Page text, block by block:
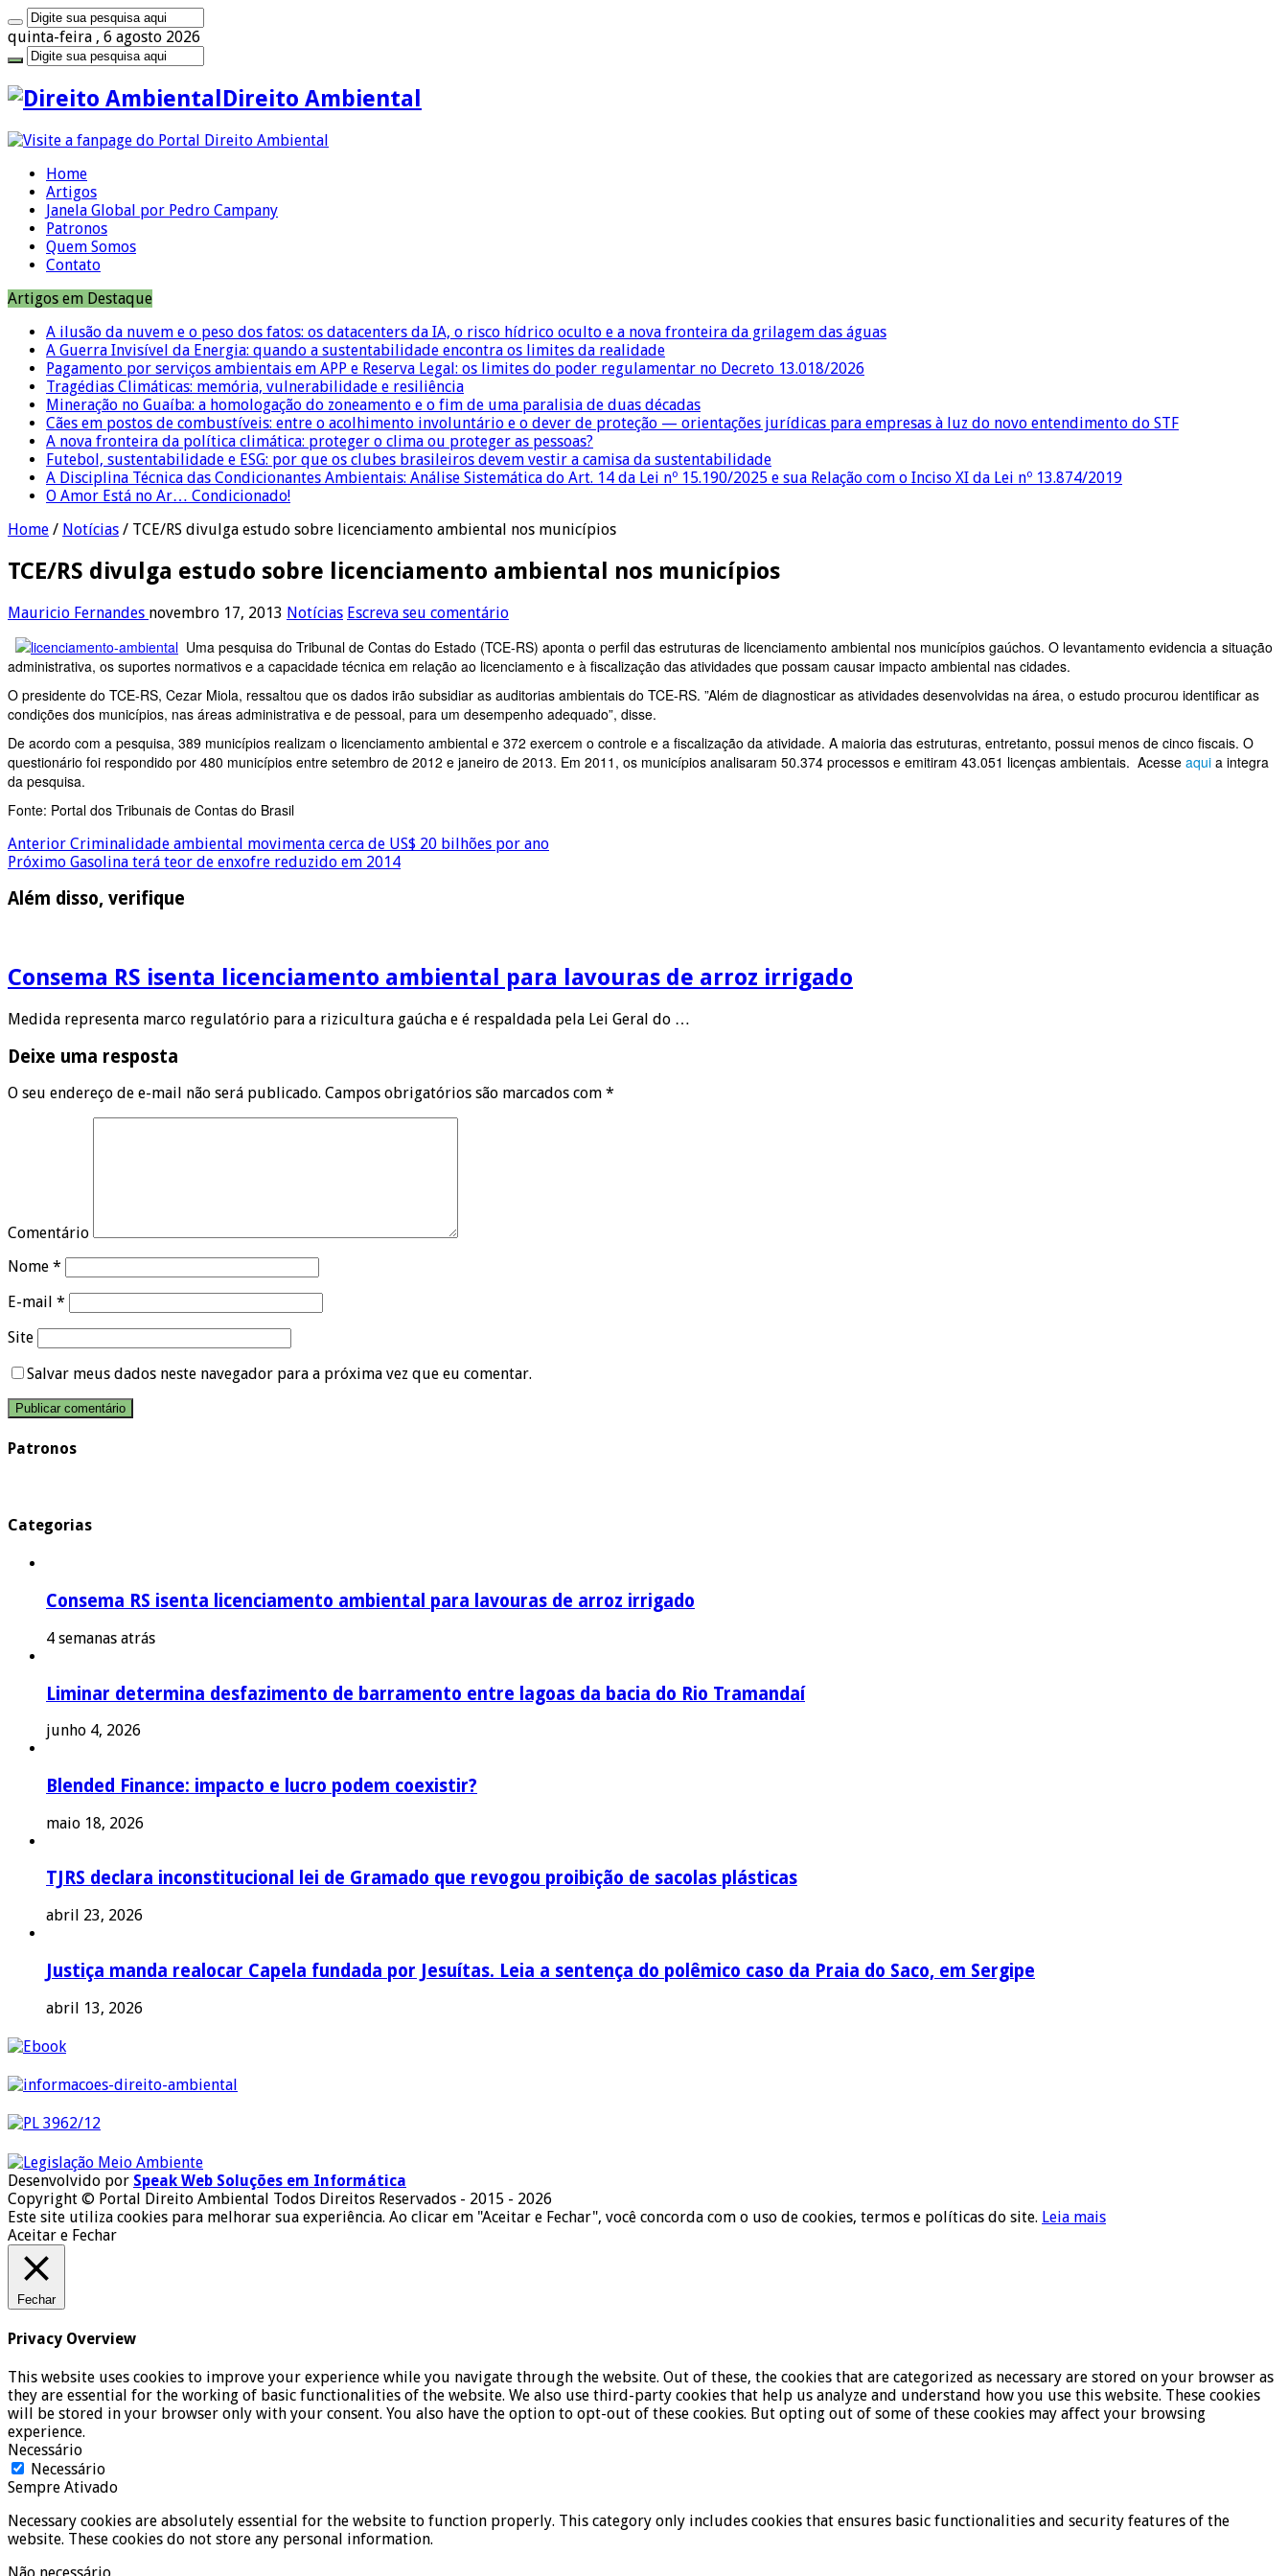
quinta-feira , 6 agosto 2026
Direito Ambiental
Home
Artigos
Janela Global por Pedro Campany
Patronos
Quem Somos
Contato
Artigos em Destaque
A ilusão da nuvem e o peso dos fatos: os datacenters da IA, o risco hídrico oculto e a nova fronteira da grilagem das águas
A Guerra Invisível da Energia: quando a sustentabilidade encontra os limites da realidade
Pagamento por serviços ambientais em APP e Reserva Legal: os limites do poder regulamentar no Decreto 13.018/2026
Tragédias Climáticas: memória, vulnerabilidade e resiliência
Mineração no Guaíba: a homologação do zoneamento e o fim de uma paralisia de duas décadas
Cães em postos de combustíveis: entre o acolhimento involuntário e o dever de proteção — orientações jurídicas para empresas à luz do novo entendimento do STF
A nova fronteira da política climática: proteger o clima ou proteger as pessoas?
Futebol, sustentabilidade e ESG: por que os clubes brasileiros devem vestir a camisa da sustentabilidade
A Disciplina Técnica das Condicionantes Ambientais: Análise Sistemática do Art. 14 da Lei nº 15.190/2025 e sua Relação com o Inciso XI da Lei nº 13.874/2019
O Amor Está no Ar… Condicionado!
Home / Notícias / TCE/RS divulga estudo sobre licenciamento ambiental nos municípios
TCE/RS divulga estudo sobre licenciamento ambiental nos municípios
Mauricio Fernandes novembro 17, 2013 Notícias Escreva seu comentário
Uma pesquisa do Tribunal de Contas do Estado (TCE-RS) aponta o perfil das estruturas de licenciamento ambiental nos municípios gaúchos. O levantamento evidencia a situação
administrativa, os suportes normativos e a capacidade técnica em relação ao licenciamento e à fiscalização das atividades que possam causar impacto ambiental nas cidades.
O presidente do TCE-RS, Cezar Miola, ressaltou que os dados irão subsidiar as auditorias ambientais do TCE-RS. ”Além de diagnosticar as atividades desenvolvidas na área, o estudo procurou identificar as
condições dos municípios, nas áreas administrativa e de pessoal, para um desempenho adequado”, disse.
De acordo com a pesquisa, 389 municípios realizam o licenciamento ambiental e 372 exercem o controle e a fiscalização da atividade. A maioria das estruturas, entretanto, possui menos de cinco fiscais. O
questionário foi respondido por 480 municípios entre setembro de 2012 e janeiro de 2013. Em 2011, os municípios analisaram 50.374 processos e emitiram 43.051 licenças ambientais. Acesse aqui a integra
da pesquisa.
Fonte: Portal dos Tribunais de Contas do Brasil
Anterior Criminalidade ambiental movimenta cerca de US$ 20 bilhões por ano
Próximo Gasolina terá teor de enxofre reduzido em 2014
Além disso, verifique
Consema RS isenta licenciamento ambiental para lavouras de arroz irrigado
Medida representa marco regulatório para a rizicultura gaúcha e é respaldada pela Lei Geral do …
Deixe uma resposta
O seu endereço de e-mail não será publicado. Campos obrigatórios são marcados com *
Comentário
Nome *
E-mail *
Site
Salvar meus dados neste navegador para a próxima vez que eu comentar.
Patronos
Categorias
Consema RS isenta licenciamento ambiental para lavouras de arroz irrigado
4 semanas atrás
Liminar determina desfazimento de barramento entre lagoas da bacia do Rio Tramandaí
junho 4, 2026
Blended Finance: impacto e lucro podem coexistir?
maio 18, 2026
TJRS declara inconstitucional lei de Gramado que revogou proibição de sacolas plásticas
abril 23, 2026
Justiça manda realocar Capela fundada por Jesuítas. Leia a sentença do polêmico caso da Praia do Saco, em Sergipe
abril 13, 2026
Desenvolvido por Speak Web Soluções em Informática
Copyright © Portal Direito Ambiental Todos Direitos Reservados - 2015 - 2026
Este site utiliza cookies para melhorar sua experiência. Ao clicar em "Aceitar e Fechar", você concorda com o uso de cookies, termos e políticas do site. Leia mais
Aceitar e Fechar
Fechar
Privacy Overview
This website uses cookies to improve your experience while you navigate through the website. Out of these, the cookies that are categorized as necessary are stored on your browser as
they are essential for the working of basic functionalities of the website. We also use third-party cookies that help us analyze and understand how you use this website. These cookies
will be stored in your browser only with your consent. You also have the option to opt-out of these cookies. But opting out of some of these cookies may affect your browsing
experience.
Necessário
Necessário
Sempre Ativado
Necessary cookies are absolutely essential for the website to function properly. This category only includes cookies that ensures basic functionalities and security features of the
website. These cookies do not store any personal information.